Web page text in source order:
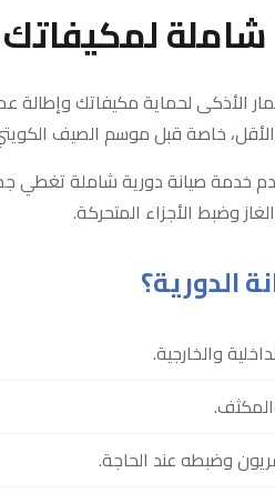
شاملة لمكيفاتك
الأذكى لحماية مكيفاتك وإطالة
خاصة قبل موسم الصيف
خدمة صيانة دورية شاملة تغطي
وضبط الأجزاء المتحركة.
الدورية؟
والخارجية.
وضبطه عند الحاجة.